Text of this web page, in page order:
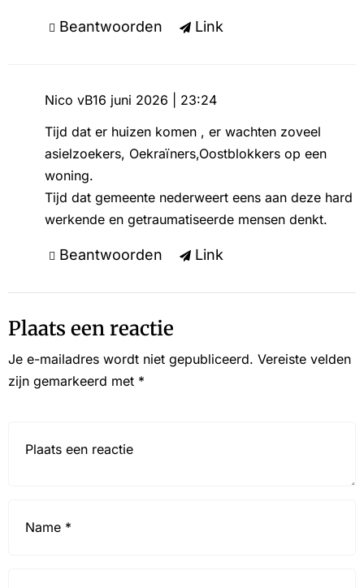
Beantwoorden Link
Nico vB16 juni 2026 | 23:24
Tijd dat er huizen komen , er wachten zoveel
asielzoekers, Oekraïners,Oostblokkers op een
woning.
Tijd dat gemeente nederweert eens aan deze hard
werkende en getraumatiseerde mensen denkt.
Beantwoorden Link
Plaats een reactie
Je e-mailadres wordt niet gepubliceerd. Vereiste velden
zijn gemarkeerd met *